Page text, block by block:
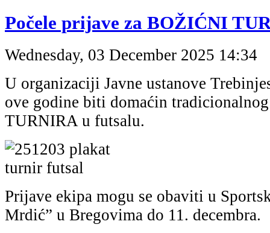
Počele prijave za BOŽIĆNI
Wednesday, 03 December 2025 14:34
U organizaciji Javne ustanove
ove godine biti domaćin
TURNIRA u futsalu.
Prijave ekipa mogu se obaviti u
Mrdić” u Bregovima do 11. decembra.